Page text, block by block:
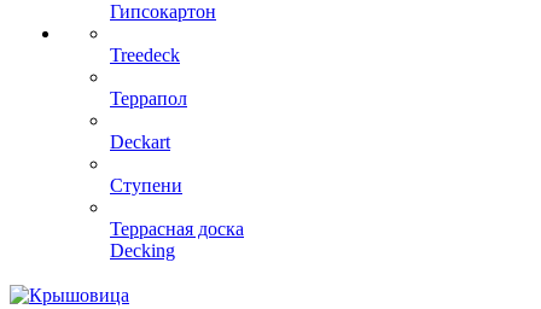
Гипсокартон
Treedeck
Террапол
Deckart
Ступени
Террасная доска
Decking